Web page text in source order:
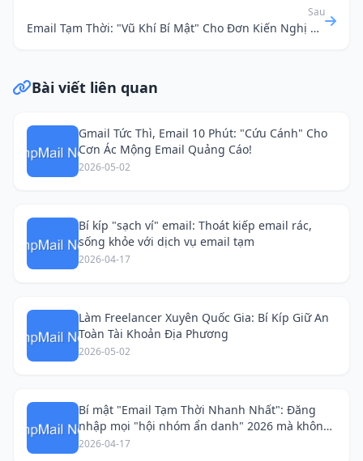
Sau
Email Tạm Thời: "Vũ Khí Bí Mật" Cho Đơn Kiến Nghị Online & Quyền Riêng Tư Của Bạn
Bài viết liên quan
Gmail Tức Thì, Email 10 Phút: "Cứu Cánh" Cho
Cơn Ác Mộng Email Quảng Cáo!
2026-05-02
Bí kíp "sạch ví" email: Thoát kiếp email rác,
sống khỏe với dịch vụ email tạm
2026-04-17
Làm Freelancer Xuyên Quốc Gia: Bí Kíp Giữ An
Toàn Tài Khoản Địa Phương
2026-05-02
Bí mật "Email Tạm Thời Nhanh Nhất": Đăng
nhập mọi "hội nhóm ẩn danh" 2026 mà không
lộ diện!
2026-04-17